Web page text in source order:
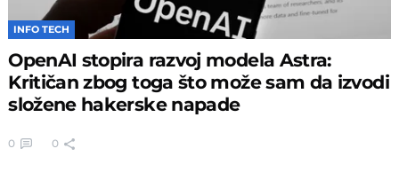
INFO TECH
OpenAI stopira razvoj modela Astra:
Kritičan zbog toga što može sam da izvodi
složene hakerske napade
0 0